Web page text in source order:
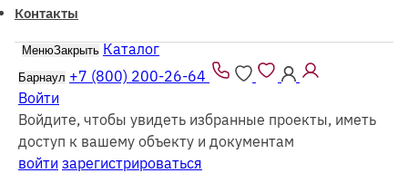
Контакты
МенюЗакрыть Каталог
Барнаул +7 (800) 200-26-64
Войти
Войдите, чтобы увидеть избранные проекты, иметь
доступ к вашему объекту и документам
войти зарегистрироваться